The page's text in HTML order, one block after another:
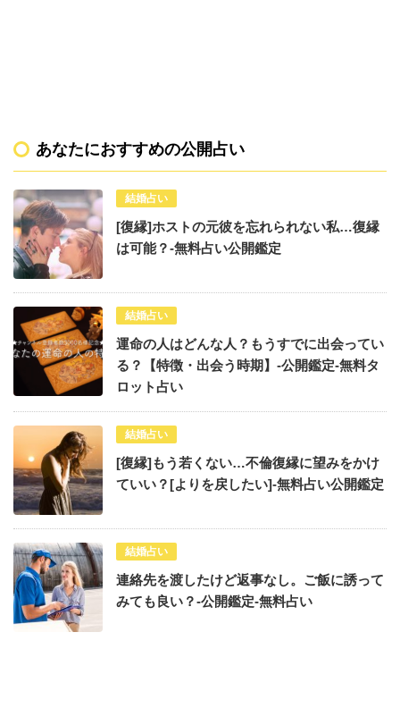
あなたにおすすめの公開占い
結婚占い
[復縁]ホストの元彼を忘れられない私…復縁
は可能？-無料占い公開鑑定
結婚占い
運命の人はどんな人？もうすでに出会ってい
る？【特徴・出会う時期】-公開鑑定-無料タ
ロット占い
結婚占い
[復縁]もう若くない…不倫復縁に望みをかけ
ていい？[よりを戻したい]-無料占い公開鑑定
結婚占い
連絡先を渡したけど返事なし。ご飯に誘って
みても良い？-公開鑑定-無料占い